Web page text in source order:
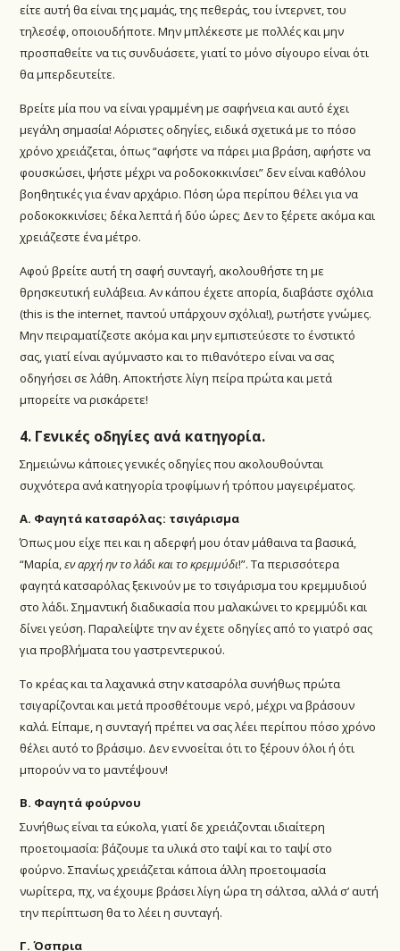
είτε αυτή θα είναι της μαμάς, της πεθεράς, του ίντερνετ, του
τηλεσέφ, οποιουδήποτε. Μην μπλέκεστε με πολλές και μην
προσπαθείτε να τις συνδυάσετε, γιατί το μόνο σίγουρο είναι ότι
θα μπερδευτείτε.
Βρείτε μία που να είναι γραμμένη με σαφήνεια και αυτό έχει
μεγάλη σημασία! Αόριστες οδηγίες, ειδικά σχετικά με το πόσο
χρόνο χρειάζεται, όπως “αφήστε να πάρει μια βράση, αφήστε να
φουσκώσει, ψήστε μέχρι να ροδοκοκκινίσει” δεν είναι καθόλου
βοηθητικές για έναν αρχάριο. Πόση ώρα περίπου θέλει για να
ροδοκοκκινίσει; δέκα λεπτά ή δύο ώρες; Δεν το ξέρετε ακόμα και
χρειάζεστε ένα μέτρο.
Αφού βρείτε αυτή τη σαφή συνταγή, ακολουθήστε τη με
θρησκευτική ευλάβεια. Αν κάπου έχετε απορία, διαβάστε σχόλια
(this is the internet, παντού υπάρχουν σχόλια!), ρωτήστε γνώμες.
Μην πειραματίζεστε ακόμα και μην εμπιστεύεστε το ένστικτό
σας, γιατί είναι αγύμναστο και το πιθανότερο είναι να σας
οδηγήσει σε λάθη. Αποκτήστε λίγη πείρα πρώτα και μετά
μπορείτε να ρισκάρετε!
4. Γενικές οδηγίες ανά κατηγορία.
Σημειώνω κάποιες γενικές οδηγίες που ακολουθούνται
συχνότερα ανά κατηγορία τροφίμων ή τρόπου μαγειρέματος.
Α. Φαγητά κατσαρόλας: τσιγάρισμα
Όπως μου είχε πει και η αδερφή μου όταν μάθαινα τα βασικά,
“Μαρία,εν αρχή ην το λάδι και το κρεμμύδι!”. Τα περισσότερα
φαγητά κατσαρόλας ξεκινούν με το τσιγάρισμα του κρεμμυδιού
στο λάδι. Σημαντική διαδικασία που μαλακώνει το κρεμμύδι και
δίνει γεύση. Παραλείψτε την αν έχετε οδηγίες από το γιατρό σας
για προβλήματα του γαστρεντερικού.
Το κρέας και τα λαχανικά στην κατσαρόλα συνήθως πρώτα
τσιγαρίζονται και μετά προσθέτουμε νερό, μέχρι να βράσουν
καλά. Είπαμε, η συνταγή πρέπει να σας λέει περίπου πόσο χρόνο
θέλει αυτό το βράσιμο. Δεν εννοείται ότι το ξέρουν όλοι ή ότι
μπορούν να το μαντέψουν!
Β. Φαγητά φούρνου
Συνήθως είναι τα εύκολα, γιατί δε χρειάζονται ιδιαίτερη
προετοιμασία: βάζουμε τα υλικά στο ταψί και το ταψί στο
φούρνο. Σπανίως χρειάζεται κάποια άλλη προετοιμασία
νωρίτερα, πχ, να έχουμε βράσει λίγη ώρα τη σάλτσα, αλλά σ’ αυτή
την περίπτωση θα το λέει η συνταγή.
Γ. Όσπρια